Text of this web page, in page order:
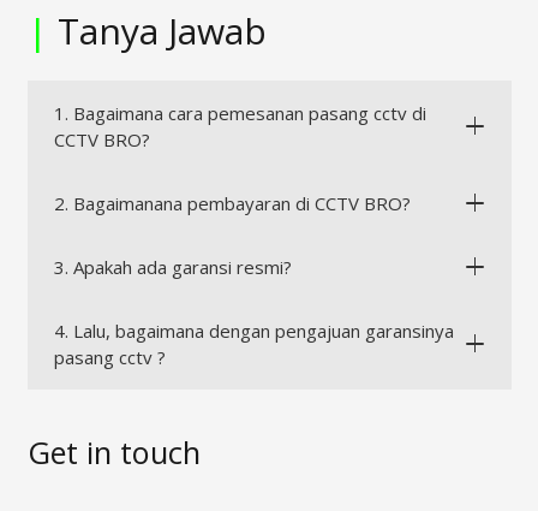
| Tanya Jawab
1. Bagaimana cara pemesanan pasang cctv di
CCTV BRO?
2. Bagaimanana pembayaran di CCTV BRO?
3. Apakah ada garansi resmi?
4. Lalu, bagaimana dengan pengajuan garansinya
pasang cctv ?
Get in touch